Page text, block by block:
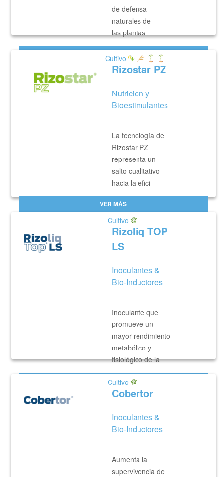
de defensa
naturales de
las plantas
Rizostar PZ
Nutricion y
Bioestimulantes
La tecnología de
Rizostar PZ
representa un
salto cualitativo
hacia la efici
Cultivo
VER MÁS
Rizoliq TOP
LS
Inoculantes &
Bio-Inductores
Inoculante que
promueve un
mayor rendimiento
metabólico y
fisiológico de la
Cultivo
VER MÁS
Cobertor
Inoculantes &
Bio-Inductores
Aumenta la
supervivencia de
Cultivo